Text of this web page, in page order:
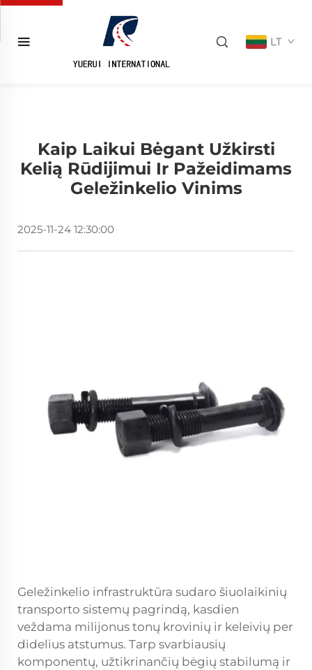
LT
Kaip Laikui Bėgant Užkirsti
Kelią Rūdijimui Ir Pažeidimams
Geležinkelio Vinims
2025-11-24 12:30:00
Geležinkelio infrastruktūra sudaro šiuolaikinių
transporto sistemų pagrindą, kasdien
veždama milijonus tonų krovinių ir keleivių per
didelius atstumus. Tarp svarbiausių
komponentų, užtikrinančių bėgių stabilumą ir